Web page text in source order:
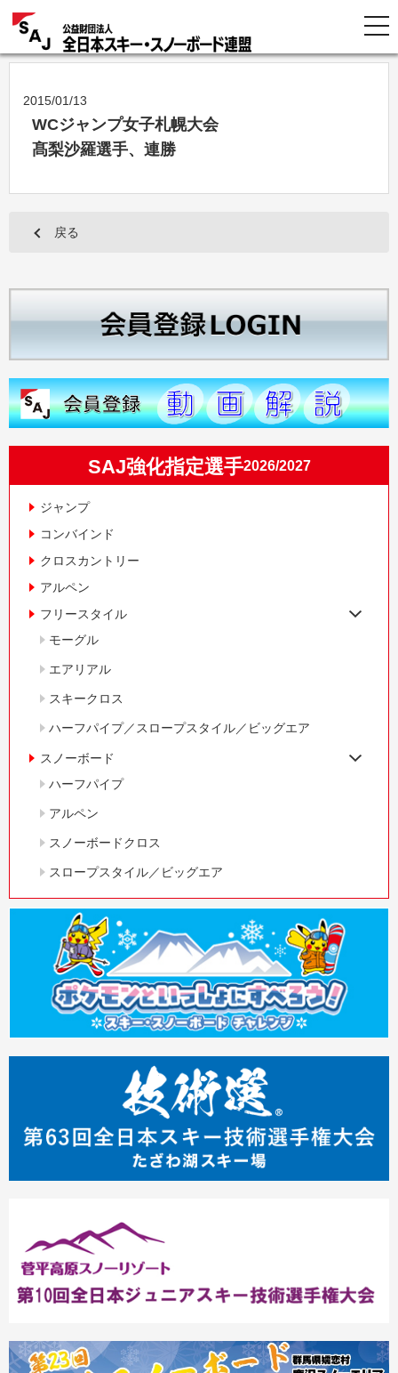
2015/01/13
WCジャンプ女子札幌大会
髙梨沙羅選手、連勝
戻る
SAJ強化指定選手2026/2027
ジャンプ
コンバインド
クロスカントリー
アルペン
フリースタイル
モーグル
エアリアル
スキークロス
ハーフパイプ／スロープスタイル／ビッグエア
スノーボード
ハーフパイプ
アルペン
スノーボードクロス
スロープスタイル／ビッグエア